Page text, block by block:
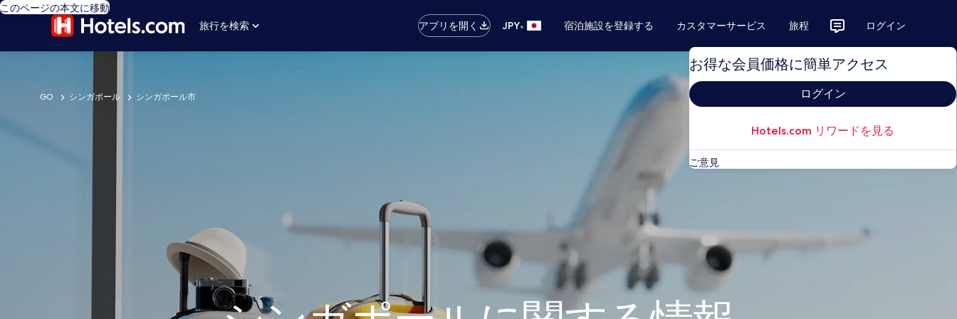
このページの本文に移動
旅行を検索
アプリを開く JPY• 宿泊施設を登録する カスタマーサービス 旅程 ログイン
お得な会員価格に簡単アクセス
ログイン
Hotels.com リワードを見る
ご意見
GO シンガポール シンガポール市